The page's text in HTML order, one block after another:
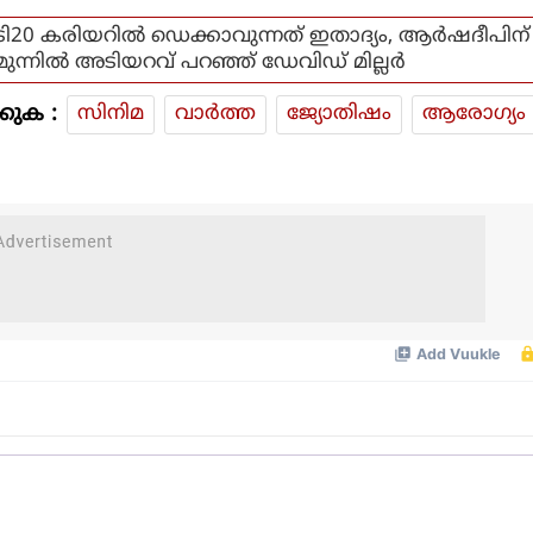
കരിയറിൽ ഡെക്കാവുന്നത് ഇതാദ്യം, ആർഷദീപിന്
അടിയറവ് പറഞ്ഞ് ഡേവിഡ് മില്ലർ
: സിനിമ വാര്‍ത്ത ജ്യോതിഷം ആരോഗ്യം